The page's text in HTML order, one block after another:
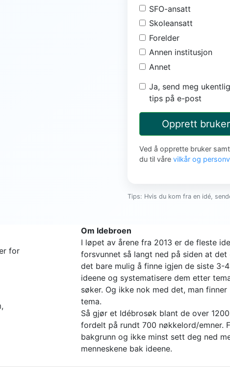
SFO-ansatt
Skoleansatt
Forelder
Annen institusjon
Annet
Ja, send meg
tips på e-post
Opprett bruker
Ved å opprette bruker
du til våre vilkår og
Tips: Hvis du kom fra en idé,
for
Om Idebroen
I løpet av årene fra 2013 er de fleste
forsvunnet så langt ned på siden at
det bare mulig å finne igjen de siste 3-
ideene og systematisere dem etter
søker. Og ikke nok med det, man
tema.
Så gjør et Idébrosøk blant de over
fordelt på rundt 700 nøkkelord/emner.
bakgrunn og ikke minst sett deg ned
menneskene bak ideene.